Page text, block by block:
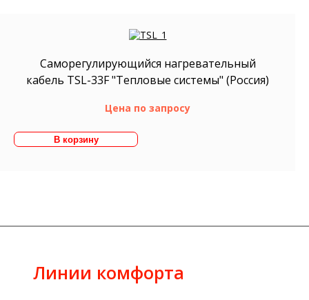
Саморегулирующийся нагревательный
кабель TSL-33F "Тепловые системы" (Россия)
Цена по запросу
Линии комфорта